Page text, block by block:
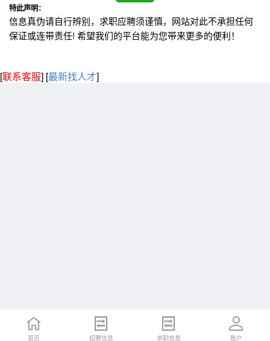
特此声明：
信息真伪请自行辨别，求职应聘须谨慎，网站对此不承担任何
保证或连带责任! 希望我们的平台能为您带来更多的便利！
[联系客服] [最新找人才]
首页 招聘信息 求职信息 账户